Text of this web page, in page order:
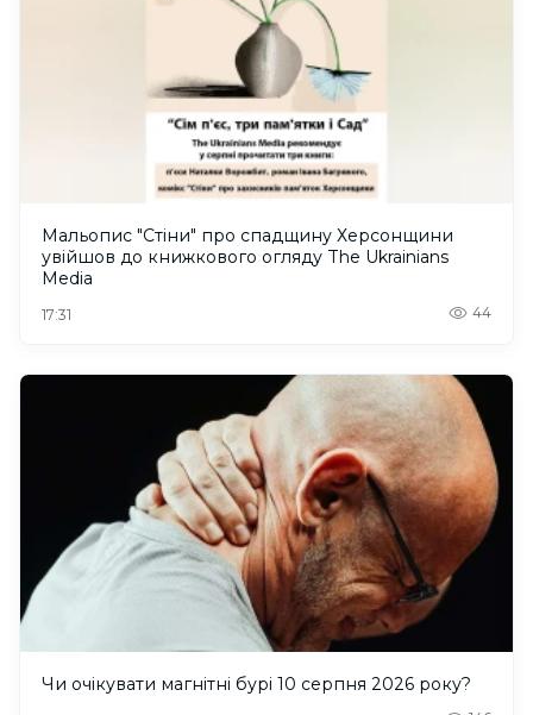
Мальопис "Стіни" про спадщину Херсонщини
увійшов до книжкового огляду The Ukrainians
Media
17:31 44
Чи очікувати магнітні бурі 10 серпня 2026 року?